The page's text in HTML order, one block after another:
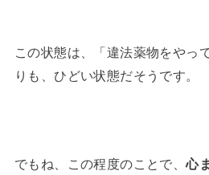
この状態は、「違法薬物をやっ
りも、ひどい状態だそうです。
でもね、この程度のことで、心